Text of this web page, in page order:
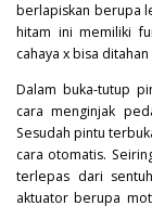
berlapiskan berupa
hitam ini memiliki
cahaya x bisa
Dalam buka-tutup
cara menginjak
Sesudah pintu
cara otomatis.
terlepas dari
aktuator berupa